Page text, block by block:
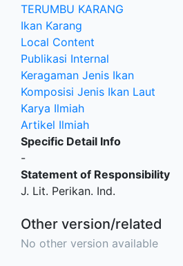
TERUMBU KARANG
Ikan Karang
Local Content
Publikasi Internal
Keragaman Jenis Ikan
Komposisi Jenis Ikan Laut
Karya Ilmiah
Artikel Ilmiah
Specific Detail Info
-
Statement of Responsibility
J. Lit. Perikan. Ind.
Other version/related
No other version available